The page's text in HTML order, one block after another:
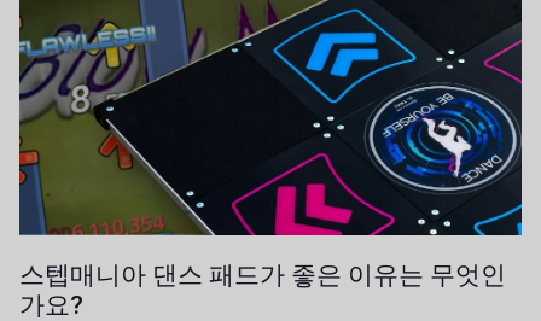
스텝매니아 댄스 패드가 좋은 이유는 무엇인
가요?